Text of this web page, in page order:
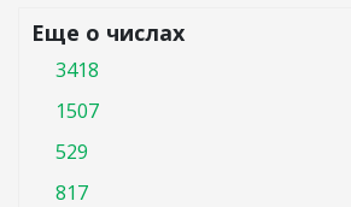
Еще о числах
3418
1507
529
817